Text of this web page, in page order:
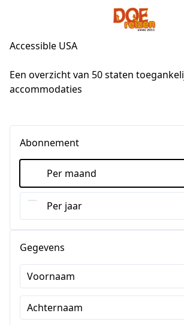
Accessible USA
Een overzicht van 50 staten
accommodaties
Abonnement
Per maand
Per jaar
Gegevens
Voornaam
Achternaam